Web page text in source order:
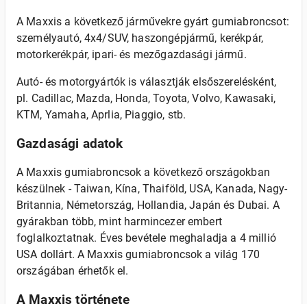
A Maxxis a következő járművekre gyárt gumiabroncsot:
személyautó, 4x4/SUV, haszongépjármű, kerékpár,
motorkerékpár, ipari- és mezőgazdasági jármű.
Autó- és motorgyártók is választják elsőszerelésként,
pl. Cadillac, Mazda, Honda, Toyota, Volvo, Kawasaki,
KTM, Yamaha, Aprlia, Piaggio, stb.
Gazdasági adatok
A Maxxis gumiabroncsok a következő országokban
készülnek - Taiwan, Kína, Thaiföld, USA, Kanada, Nagy-
Britannia, Németország, Hollandia, Japán és Dubai. A
gyárakban több, mint harmincezer embert
foglalkoztatnak. Éves bevétele meghaladja a 4 millió
USA dollárt. A Maxxis gumiabroncsok a világ 170
országában érhetők el.
A Maxxis története